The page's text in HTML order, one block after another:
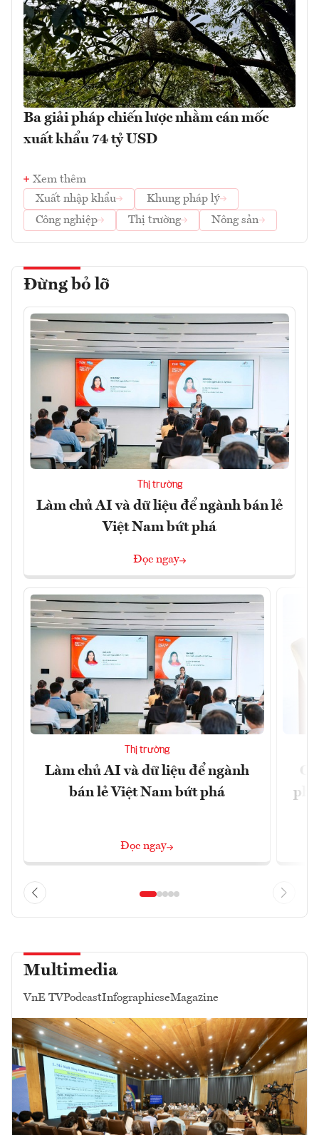
Ba giải pháp chiến lược nhằm cán mốc
xuất khẩu 74 tỷ USD
Xem thêm
Xuất nhập khẩu
Khung pháp lý
Công nghiệp
Thị trường Nông sản
Đừng bỏ lỡ
Thị trường
Làm chủ AI và dữ liệu để ngành bán lẻ
Việt Nam bứt phá
Đọc ngay
Thị trường
Làm chủ AI và dữ liệu để ngành
bán lẻ Việt Nam bứt phá
Đọc ngay
Multimedia
VnE TVPodcastInfographicseMagazine